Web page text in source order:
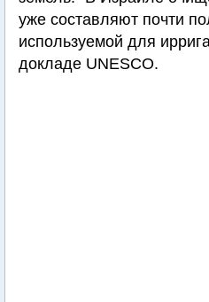
уже составляют почти
используемой для
докладе UNESCO.